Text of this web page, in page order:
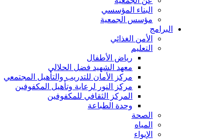
البناء المؤسسي
مؤسس الجمعية
البرامج
الأمن الغذائي
التعليم
رياض الأطفال
معهد الشهيد فضل الحلالي
مركز الأمان للتدريب والتأهيل المجتمعي
مركز النور لرعاية وتأهيل المكفوفين
المركز الثقافي للمكفوفين
وحدة الطباعة
الصحة
المياه
الإيواء